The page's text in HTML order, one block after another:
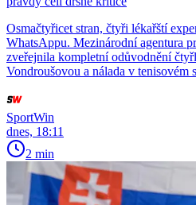
Osmačtyřicet stran, čtyři lékařští
WhatsAppu. Mezinárodní agentura
zveřejnila kompletní odůvodnění
Vondroušovou a nálada v tenisovém
SportWin
dnes, 18:11
2 min